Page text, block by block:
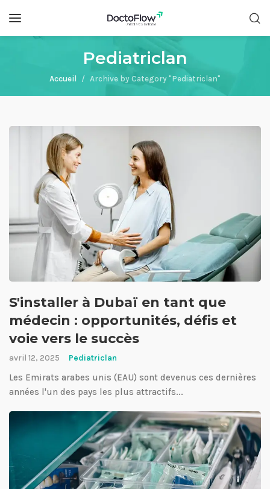
Pediatriclan
Accueil Archive by Category "Pediatriclan"
S'installer à Dubaï en tant que
médecin : opportunités, défis et
voie vers le succès
avril 12, 2025 Pediatriclan
Les Emirats arabes unis (EAU) sont devenus ces dernières
années l'un des pays les plus attractifs...